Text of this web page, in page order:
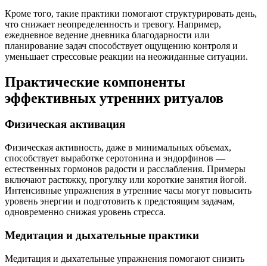
Кроме того, такие практики помогают структурировать день,
что снижает неопределенность и тревогу. Например,
ежедневное ведение дневника благодарности или
планирование задач способствует ощущению контроля и
уменьшает стрессовые реакции на неожиданные ситуации.
Практические компоненты
эффективных утренних ритуалов
Физическая активация
Физическая активность, даже в минимальных объемах,
способствует выработке серотонина и эндорфинов —
естественных гормонов радости и расслабления. Примеры
включают растяжку, прогулку или короткие занятия йогой.
Интенсивные упражнения в утренние часы могут повысить
уровень энергии и подготовить к предстоящим задачам,
одновременно снижая уровень стресса.
Медитация и дыхательные практики
Медитация и дыхательные упражнения помогают снизить